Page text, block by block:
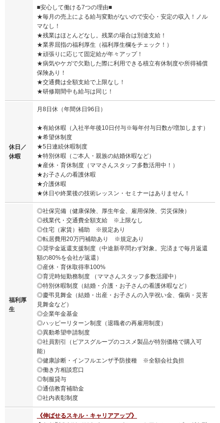
■安心して働ける7つの理由■
★毎月の売上による給与変動がないので安心・安定の収入！ノル
マなし！
★残業はほとんどなし。残業の場合は別途支給！
★業界屈指の福利厚生（福利厚生欄をチェック！）
★頑張りに応じて固定給が年々アップ！
★病気やケガで欠勤した際に利用できる積立有休制度や所得補償
保険あり！
★交通費は全額支給で上限なし！
★研修期間中も給与は同じ！
休日／
休暇
月8日休（年間休日96日）
★有給休暇（入社半年後10日付与※毎年付与日数が増加します）
★希望休制度
★5日連続休暇制度
★特別休暇（ご本人・親族の結婚休暇など）
★産休・育休制度（ママさんスタッフ多数活用中！）
★お子さんの看護休暇
★介護休暇
★休日や終業後の技術レッスン・セミナーはありません！
福利厚
生
◎社保完備（健康保険、厚生年金、雇用保険、労災保険）
◎残業代・交通費全額支給 ※上限なし
◎住宅（家賃）補助 ※規定あり
◎転居費用20万円補助あり ※規定あり
◎奨学金返還支援制度（中途新卒問わず対象。完済まで毎月返還
額の80%を会社が返還）
◎産休・育休取得率100%
◎育児時短勤務制度 （ママさんスタッフ多数活躍中）
◎特別休暇制度（結婚・介護・お子さんの看護休暇など）
◎慶弔見舞金（結婚・出産・お子さんの入学祝い金、傷病・災害
見舞金など）
◎企業年金基金
◎ハッピーリターン制度（退職者の再雇用制度）
◎異動希望申請制度
◎社員割引（ピアスグループのコスメ製品が特別価格で購入可
能）
◎健康診断・インフルエンザ予防接種 ※全額会社負担
◎働き方相談窓口
◎制服貸与
◎通信教育補助金
◎社内表彰制度
《伸ばせるスキル・キャリアアップ》